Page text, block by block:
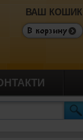
ВАШ КОШИК